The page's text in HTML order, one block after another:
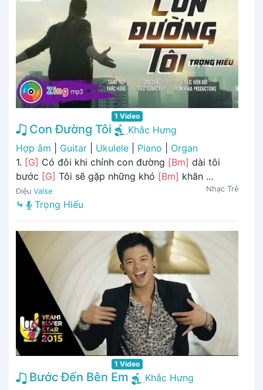
1 Video
Con Đường Tôi
Khắc Hưng
Hợp âm
Guitar Ukulele Piano
Organ
1. [G] Có đôi khi chính con đường [Bm] dài tôi
bước [G] Tôi sẽ gặp những khó [Bm] khăn ...
Điệu Valse Nhạc Trẻ
⤷ Trọng Hiếu
1 Video
Bước Đến Bên Em
Khắc Hưng